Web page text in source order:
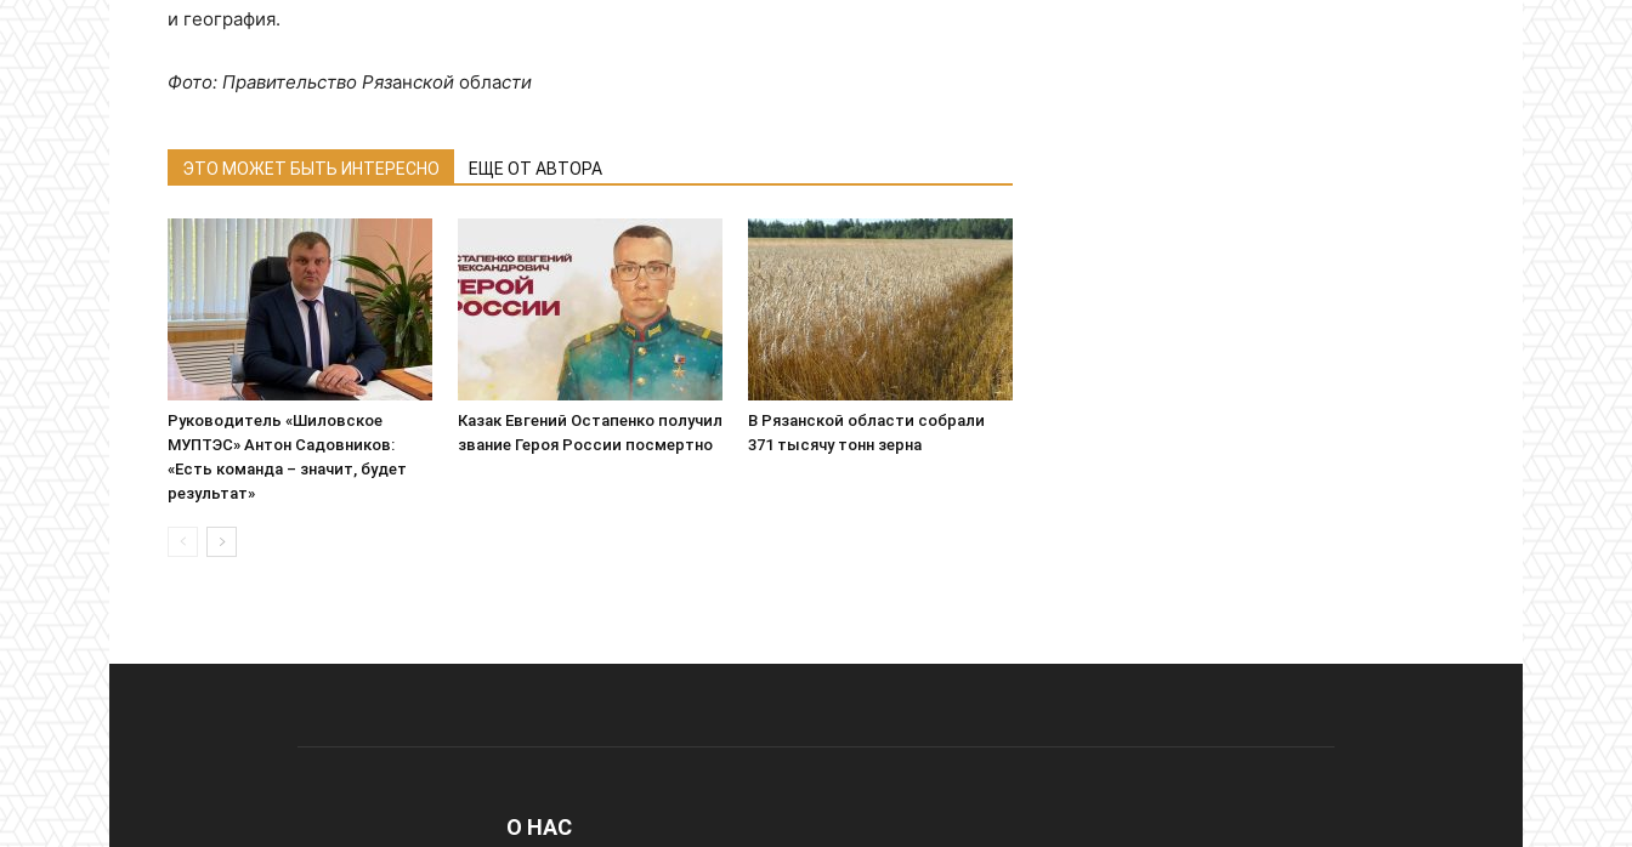
и география.
Фото: Правительство Рязанской области
ЭТО МОЖЕТ БЫТЬ ИНТЕРЕСНО ЕЩЕ ОТ АВТОРА
Руководитель «Шиловское
МУПТЭС» Антон Садовников:
«Есть команда – значит, будет
результат»
Казак Евгений Остапенко получил
звание Героя России посмертно
В Рязанской области собрали
371 тысячу тонн зерна
О НАС